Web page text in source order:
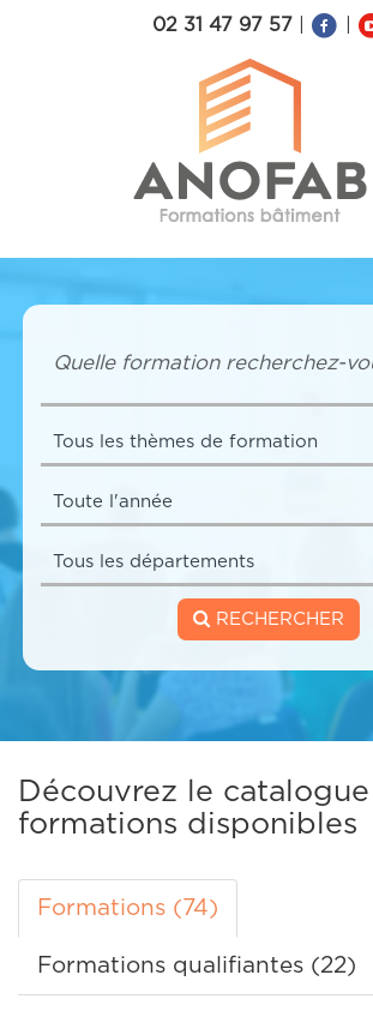
02 31 47 97 57
RECHERCHER
Découvrez le
formations disponibles
Formations (74)
Formations qualifiantes (22)